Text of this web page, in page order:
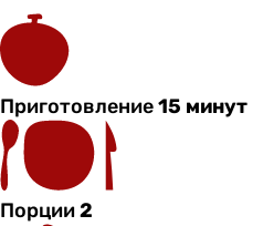
Приготовление15 минут
Порции2